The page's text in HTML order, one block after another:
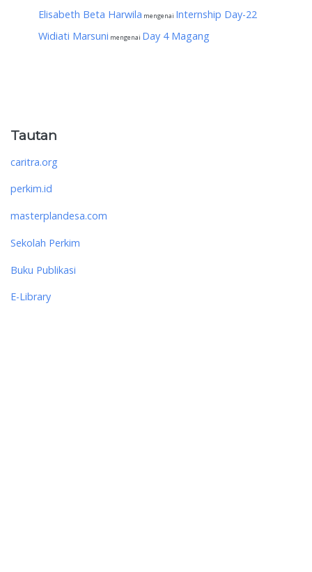
Elisabeth Beta Harwila mengenai Internship Day-22
Widiati Marsuni mengenai Day 4 Magang
Tautan
caritra.org
perkim.id
masterplandesa.com
Sekolah Perkim
Buku Publikasi
E-Library